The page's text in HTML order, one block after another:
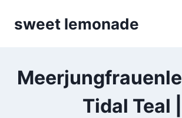
sweet lemonade
Tidal Teal |